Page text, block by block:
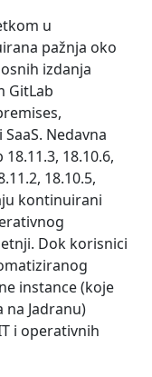
u
pažnja oko
izdanja
GitLab
Nedavna
18.10.6,
18.10.5,
kontinuirani
Dok korisnici
instance (koje
Jadranu)
i operativnih